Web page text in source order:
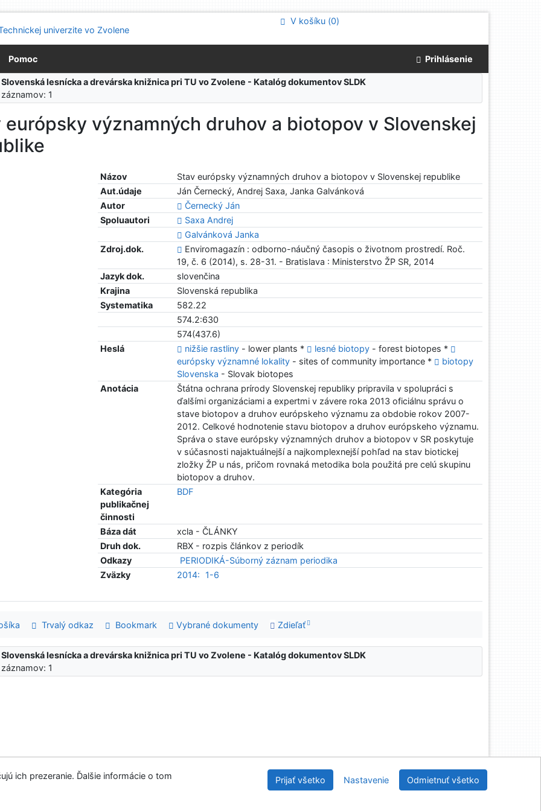
V košíku (0)
Pomoc Prihlásenie
Slovenská lesnícka a drevárska knižnica pri TU vo Zvolene - Katalóg dokumentov SLDK
1
európsky významných druhov a biotopov v Slovenskej
Názov
Stav európsky významných druhov a biotopov v Slovenskej republike
Aut.údaje
Ján Černecký, Andrej Saxa, Janka Galvánková
Autor
Černecký Ján
Spoluautori
Saxa Andrej
Galvánková Janka
Zdroj.dok.
Enviromagazín : odborno-náučný časopis o životnom prostredí. Roč.
19, č. 6 (2014), s. 28-31. - Bratislava : Ministerstvo ŽP SR, 2014
Jazyk dok.
slovenčina
Krajina
Slovenská republika
Systematika
582.22
574.2:630
574(437.6)
Heslá
nižšie rastliny - lower plants * lesné biotopy - forest biotopes *
európsky významné lokality - sites of community importance *
biotopy
Slovenska - Slovak biotopes
Anotácia
Štátna ochrana prírody Slovenskej republiky pripravila v spolupráci s
ďalšími organizáciami a expertmi v závere roka 2013 oficiálnu správu o
stave biotopov a druhov európskeho významu za obdobie rokov 2007-
2012. Celkové hodnotenie stavu biotopov a druhov európskeho významu.
Správa o stave európsky významných druhov a biotopov v SR poskytuje
v súčasnosti najaktuálnejší a najkomplexnejší pohľad na stav biotickej
zložky ŽP u nás, pričom rovnaká metodika bola použitá pre celú skupinu
biotopov a druhov.
Kategória
publikačnej
činnosti
BDF
Báza dát
xcla - ČLÁNKY
Druh dok.
RBX - rozpis článkov z periodík
Odkazy
PERIODIKÁ-Súborný záznam periodika
Zväzky
2014: 1-6
Trvalý odkaz Bookmark Vybrané dokumenty Zdieľať
Slovenská lesnícka a drevárska knižnica pri TU vo Zvolene - Katalóg dokumentov SLDK
1
Súkromie
Modul OpenSearch
Slovenská lesnícka a drevárska knižnica pri Technickej univerzite
vo Zvolene
ich prezeranie. Ďalšie informácie o tom Prijať všetko Nastavenie Odmietnuť všetko